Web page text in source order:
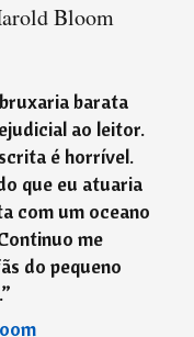
Bloom
barata
ao leitor.
é horrível.
que eu atuaria
com um oceano
me
do pequeno
”